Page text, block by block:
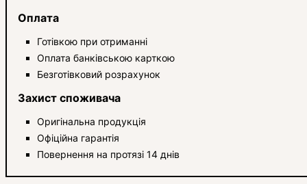
Оплата
Готівкою при отриманні
Оплата банківською карткою
Безготівковий розрахунок
Захист споживача
Оригінальна продукція
Офіційна гарантія
Повернення на протязі 14 днів